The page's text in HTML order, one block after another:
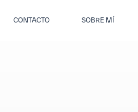
CONTACTO SOBRE MÍ